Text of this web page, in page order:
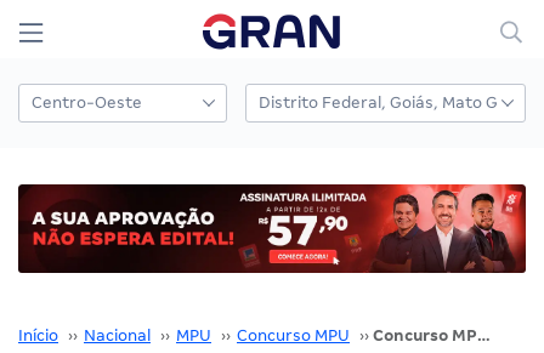
Início ›› Nacional ›› MPU ›› Concurso MPU ›› Concurso MPU: conheça as matérias cobradas no último edital. Confira!